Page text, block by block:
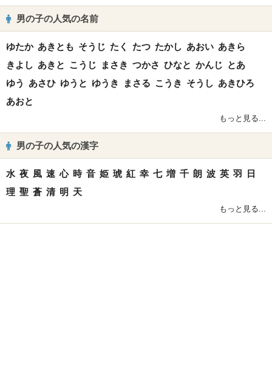
男の子の人気の名前
ゆたか あきとも そうじ たく たつ たかし あおい あきら
きよし あきと こうじ まさき つかさ ひなと かんじ とあ
ゆう
あさひ ゆうと ゆうき まさる こうき そうし あきひろ
あおと
もっと見る...
男の子の人気の漢字
水 夜 風 速 心 時 音 姫 琥 紅 幸 七 増 千 朗 波 英 羽
日
理 聖 蒼 清 明 天
もっと見る...